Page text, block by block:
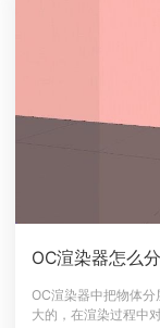
OC渲染器怎么
OC渲染器中把物体
大的，在渲染过程中